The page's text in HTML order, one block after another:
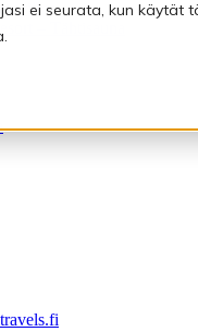
ei seurata, kun käytät
– Tähtisauna